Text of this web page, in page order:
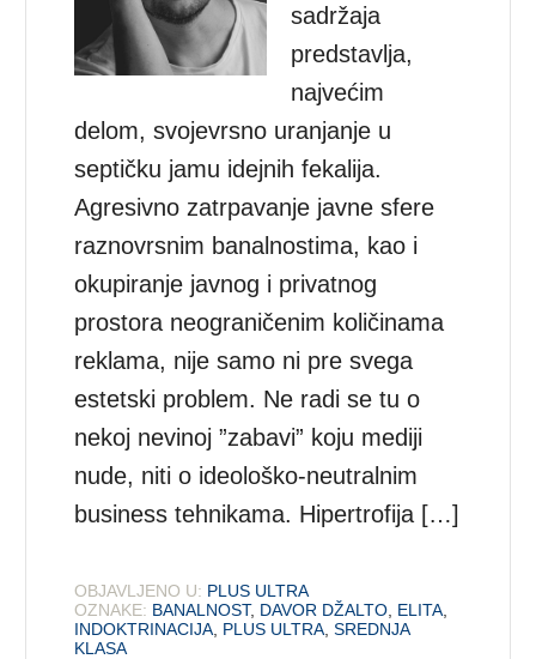
sadržaja
predstavlja,
najvećim
delom, svojevrsno uranjanje u
septičku jamu idejnih fekalija.
Agresivno zatrpavanje javne sfere
raznovrsnim banalnostima, kao i
okupiranje javnog i privatnog
prostora neograničenim količinama
reklama, nije samo ni pre svega
estetski problem. Ne radi se tu o
nekoj nevinoj ”zabavi” koju mediji
nude, niti o ideološko-neutralnim
business tehnikama. Hipertrofija […]
OBJAVLJENO U: PLUS ULTRA
OZNAKE: BANALNOST, DAVOR DŽALTO ELITA
INDOKTRINACIJA PLUS ULTRA ,SREDNJA
KLASA